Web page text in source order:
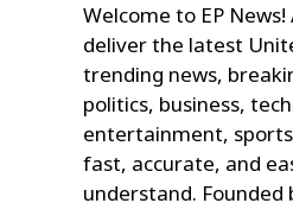
Welcome to EP News!
deliver the latest
trending news,
politics, business,
entertainment,
fast, accurate, and
understand. Founded